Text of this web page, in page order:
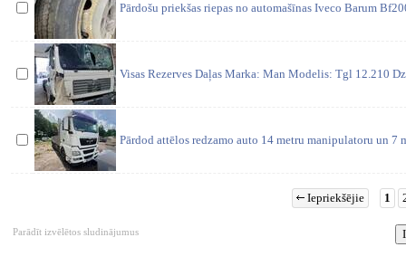
Pārdošu priekšas riepas no automašīnas Iveco Barum
Visas Rezerves Daļas Marka: Man Modelis: Tgl 12.210
Pārdod attēlos redzamo auto 14 metru manipulatoru un 7
Iepriekšējie 1
Parādīt izvēlētos sludinājumus